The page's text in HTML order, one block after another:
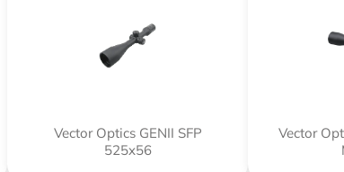
Vector Optics GENII SFP
525x56
Vector